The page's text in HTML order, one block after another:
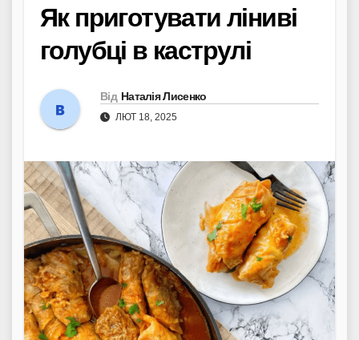
Як приготувати ліниві
голубці в каструлі
Від Наталія Лисенко
ЛЮТ 18, 2025